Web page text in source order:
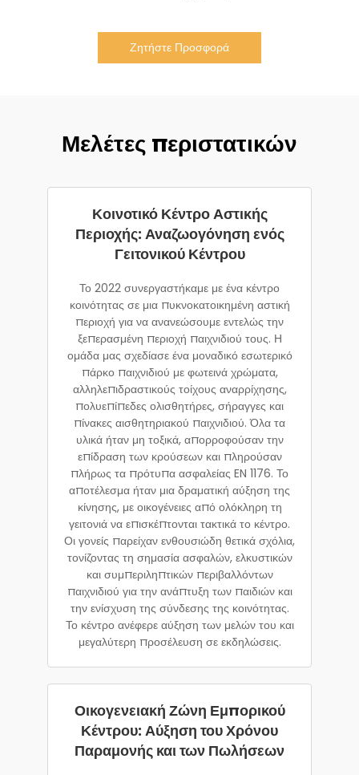
Ζητήστε Προσφορά
Μελέτες περιστατικών
Κοινοτικό Κέντρο Αστικής
Περιοχής: Αναζωογόνηση ενός
Γειτονικού Κέντρου
Το 2022 συνεργαστήκαμε με ένα κέντρο
κοινότητας σε μια πυκνοκατοικημένη αστική
περιοχή για να ανανεώσουμε εντελώς την
ξεπερασμένη περιοχή παιχνιδιού τους. Η
ομάδα μας σχεδίασε ένα μοναδικό εσωτερικό
πάρκο παιχνιδιού με φωτεινά χρώματα,
αλληλεπιδραστικούς τοίχους αναρρίχησης,
πολυεπίπεδες ολισθητήρες, σήραγγες και
πίνακες αισθητηριακού παιχνιδιού. Όλα τα
υλικά ήταν μη τοξικά, απορροφούσαν την
επίδραση των κρούσεων και πληρούσαν
πλήρως τα πρότυπα ασφαλείας EN 1176. Το
αποτέλεσμα ήταν μια δραματική αύξηση της
κίνησης, με οικογένειες από ολόκληρη τη
γειτονιά να επισκέπτονται τακτικά το κέντρο.
Οι γονείς παρείχαν ενθουσιώδη θετικά σχόλια,
τονίζοντας τη σημασία ασφαλών, ελκυστικών
και συμπεριληπτικών περιβαλλόντων
παιχνιδιού για την ανάπτυξη των παιδιών και
την ενίσχυση της σύνδεσης της κοινότητας.
Το κέντρο ανέφερε αύξηση των μελών του και
μεγαλύτερη προσέλευση σε εκδηλώσεις.
Οικογενειακή Ζώνη Εμπορικού
Κέντρου: Αύξηση του Χρόνου
Παραμονής και των Πωλήσεων